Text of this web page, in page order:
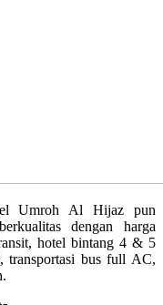
Umroh Al Hijaz pun
dengan harga
hotel bintang 4 & 5
transportasi bus full AC,